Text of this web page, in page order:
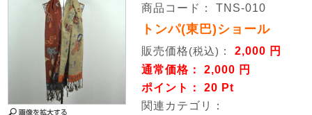
商品コード： TNS-010
トンパ(東巴)ショール
販売価格(税込) ： 2,000 円
通常価格： 2,000 円
ポイント： 20 Pt
関連カテゴリ：